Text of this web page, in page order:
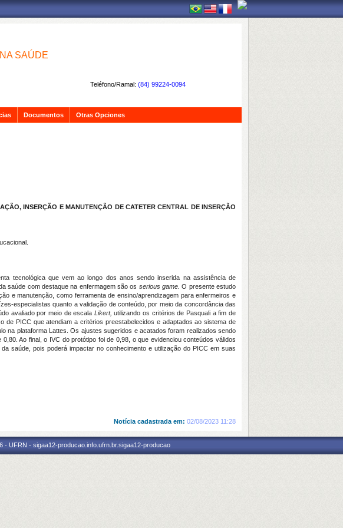
SAÚDE
Teléfono/Ramal: (84) 99224-0094
Documentos Otras Opciones
INSERÇÃO E MANUTENÇÃO DE CATETER CENTRAL DE INSERÇÃO
tecnológica que vem ao longo dos anos sendo inserida na assistência de
saúde com destaque na enfermagem são os serious game.O presente estudo
e manutenção, como ferramenta de ensino/aprendizagem para enfermeiros e
especialistas quanto a validação de conteúdo, por meio da concordância das
avaliado por meio de escala Likert,utilizando os critérios de Pasquali a fim de
PICC que atendiam a critérios preestabelecidos e adaptados ao sistema de
na plataforma Lattes. Os ajustes sugeridos e acatados foram realizados sendo
Ao final, o IVC do protótipo foi de 0,98, o que evidenciou conteúdos válidos
saúde, pois poderá impactar no conhecimento e utilização do PICC em suas
Notícia cadastrada em: 02/08/2023 11:28
- UFRN - sigaa12-producao.info.ufrn.br.sigaa12-producao